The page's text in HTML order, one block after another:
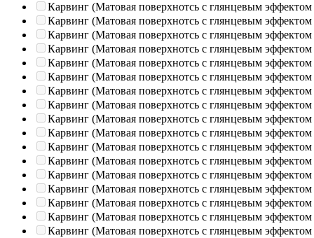
Карвинг (Матовая поверхнотсь с глянцевым эффектом
Карвинг (Матовая поверхнотсь с глянцевым эффектом
Карвинг (Матовая поверхнотсь с глянцевым эффектом
Карвинг (Матовая поверхнотсь с глянцевым эффектом
Карвинг (Матовая поверхнотсь с глянцевым эффектом
Карвинг (Матовая поверхнотсь с глянцевым эффектом
Карвинг (Матовая поверхнотсь с глянцевым эффектом
Карвинг (Матовая поверхнотсь с глянцевым эффектом
Карвинг (Матовая поверхнотсь с глянцевым эффектом
Карвинг (Матовая поверхнотсь с глянцевым эффектом
Карвинг (Матовая поверхнотсь с глянцевым эффектом
Карвинг (Матовая поверхнотсь с глянцевым эффектом
Карвинг (Матовая поверхнотсь с глянцевым эффектом
Карвинг (Матовая поверхнотсь с глянцевым эффектом
Карвинг (Матовая поверхнотсь с глянцевым эффектом
Карвинг (Матовая поверхнотсь с глянцевым эффектом
Карвинг (Матовая поверхнотсь с глянцевым эффектом